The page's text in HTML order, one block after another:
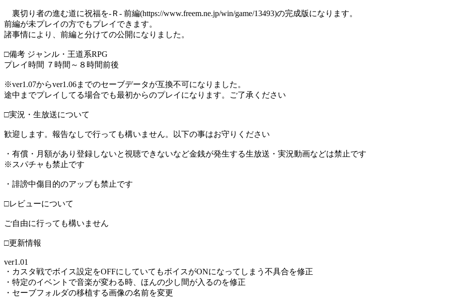
裏切り者の進む道に祝福を‐Ｒ‐ 前編(https://www.freem.ne.jp/win/game/13493)の完成版になります。
前編が未プレイの方でもプレイできます。
諸事情により、前編と分けての公開になりました。
□備考 ジャンル・王道系RPG
プレイ時間 ７時間～８時間前後
※ver1.07からver1.06までのセーブデータが互換不可になりました。
途中までプレイしてる場合でも最初からのプレイになります。ご了承ください
□実況・生放送について
歓迎します。報告なしで行っても構いません。以下の事はお守りください
・有償・月額があり登録しないと視聴できないなど金銭が発生する生放送・実況動画などは禁止です
※スパチャも禁止です
・誹謗中傷目的のアップも禁止です
□レビューについて
ご自由に行っても構いません
□更新情報
ver1.01
・カスタ戦でボイス設定をOFFにしていてもボイスがONになってしまう不具合を修正
・特定のイベントで音楽が変わる時、ほんの少し間が入るのを修正
・セーブフォルダの移植する画像の名前を変更